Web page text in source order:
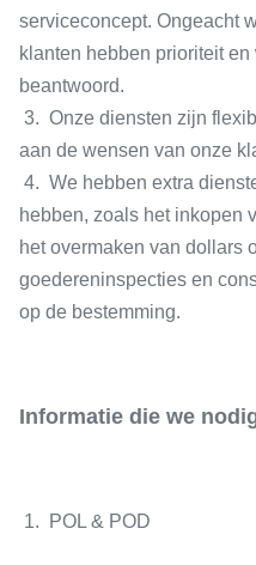
serviceconcept. Ongeacht
klanten hebben prioriteit
beantwoord.
3. Onze diensten zijn
aan de wensen van onze
4. We hebben extra
hebben, zoals het inkopen
het overmaken van dollars
goedereninspecties en
op de bestemming.
Informatie die we
1. POL & POD